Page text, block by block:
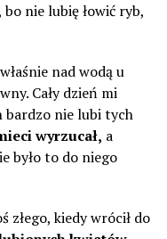
nie lubię łowić ryb,
nad wodą u
Cały dzień mi
bardzo nie lubi tych
wyrzucał, a
było to do niego
złego, kiedy wrócił do